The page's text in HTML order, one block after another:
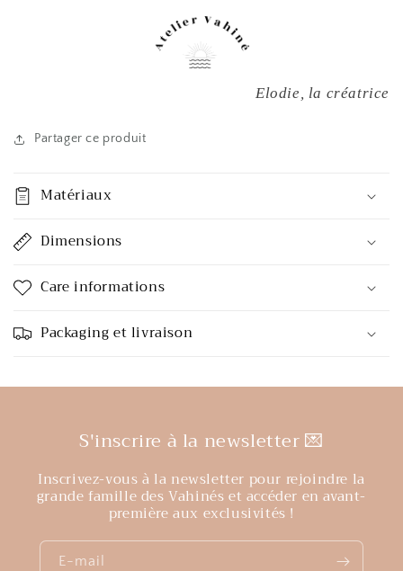
Elodie, la créatrice
Partager ce produit
Matériaux
Dimensions
Care informations
Packaging et livraison
S'inscrire à la newsletter 💌
Inscrivez-vous à la newsletter pour rejoindre la
grande famille des Vahinés et accéder en avant-
première aux exclusivités !
E-mail